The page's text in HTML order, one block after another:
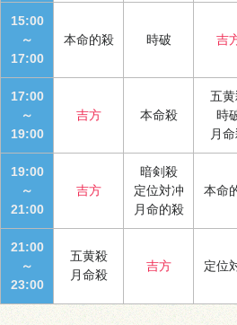
15:00
～
17:00
本命的殺 時破 吉
17:00
～
19:00
吉方 本命殺
五
時
月
19:00
～
21:00
吉方
暗剣殺
定位対冲
月命的殺
本命
21:00
～
23:00
五黄殺
月命殺
吉方 定位